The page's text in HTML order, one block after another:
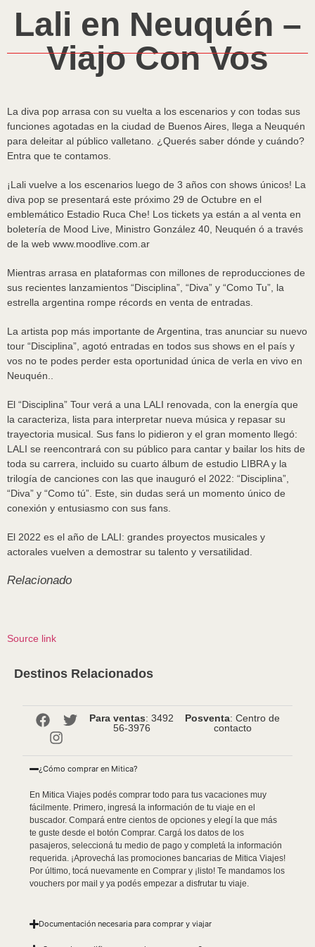
Lali en Neuquén –
Viajo Con Vos
La diva pop arrasa con su vuelta a los escenarios y con todas sus
funciones agotadas en la ciudad de Buenos Aires, llega a Neuquén
para deleitar al público valletano. ¿Querés saber dónde y cuándo?
Entra que te contamos.
¡Lali vuelve a los escenarios luego de 3 años con shows únicos! La
diva pop se presentará este próximo 29 de Octubre en el
emblemático Estadio Ruca Che! Los tickets ya están a al venta en
boletería de Mood Live, Ministro González 40, Neuquén ó a través
de la web www.moodlive.com.ar
Mientras arrasa en plataformas con millones de reproducciones de
sus recientes lanzamientos “Disciplina”, “Diva” y “Como Tu”, la
estrella argentina rompe récords en venta de entradas.
La artista pop más importante de Argentina, tras anunciar su nuevo
tour “Disciplina”, agotó entradas en todos sus shows en el país y
vos no te podes perder esta oportunidad única de verla en vivo en
Neuquén..
El “Disciplina” Tour verá a una LALI renovada, con la energía que
la caracteriza, lista para interpretar nueva música y repasar su
trayectoria musical. Sus fans lo pidieron y el gran momento llegó:
LALI se reencontrará con su público para cantar y bailar los hits de
toda su carrera, incluido su cuarto álbum de estudio LIBRA y la
trilogía de canciones con las que inauguró el 2022: “Disciplina”,
“Diva” y “Como tú”. Este, sin dudas será un momento único de
conexión y entusiasmo con sus fans.
El 2022 es el año de LALI: grandes proyectos musicales y
actorales vuelven a demostrar su talento y versatilidad.
Relacionado
Source link
Destinos Relacionados
Para ventas: 3492
56-3976
Posventa: Centro de
contacto
¿Cómo comprar en Mitica?
En Mitica Viajes podés comprar todo para tus vacaciones muy
fácilmente. Primero, ingresá la información de tu viaje en el
buscador. Compará entre cientos de opciones y elegí la que más
te guste desde el botón Comprar. Cargá los datos de los
pasajeros, seleccioná tu medio de pago y completá la información
requerida. ¡Aprovechá las promociones bancarias de Mitica Viajes!
Por último, tocá nuevamente en Comprar y ¡listo! Te mandamos los
vouchers por mail y ya podés empezar a disfrutar tu viaje.
Documentación necesaria para comprar y viajar